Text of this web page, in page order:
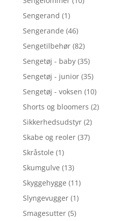
Sengerand (1)
Sengerande (46)
Sengetilbehør (82)
Sengetøj - baby (35)
Sengetøj - junior (35)
Sengetøj - voksen (10)
Shorts og bloomers (2)
Sikkerhedsudstyr (2)
Skabe og reoler (37)
Skråstole (1)
Skumgulve (13)
Skyggehygge (11)
Slyngevugger (1)
Smagesutter (5)